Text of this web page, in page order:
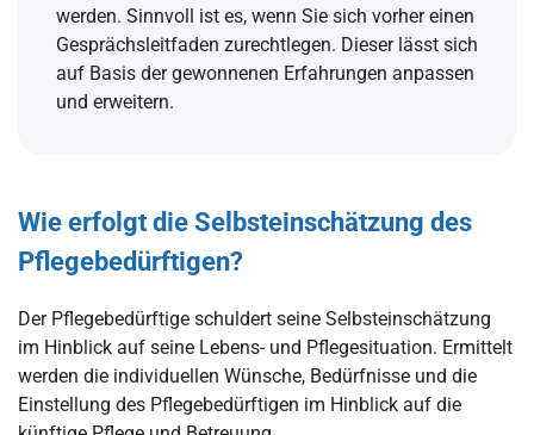
werden. Sinnvoll ist es, wenn Sie sich vorher einen
Gesprächsleitfaden zurechtlegen. Dieser lässt sich
auf Basis der gewonnenen Erfahrungen anpassen
und erweitern.
Wie erfolgt die Selbsteinschätzung des
Pflegebedürftigen?
Der Pflegebedürftige schuldert seine Selbsteinschätzung
im Hinblick auf seine Lebens- und Pflegesituation. Ermittelt
werden die individuellen Wünsche, Bedürfnisse und die
Einstellung des Pflegebedürftigen im Hinblick auf die